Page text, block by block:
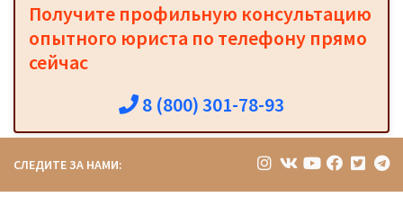
Получите профильную консультацию
опытного юриста по телефону прямо
сейчас
8 (800) 301-78-93
СЛЕДИТЕ ЗА НАМИ: